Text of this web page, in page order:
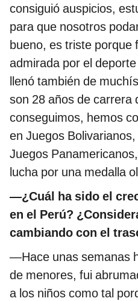
consiguió auspicios,
para que nosotros
bueno, es triste porque
admirada por el
llenó también de
son 28 años de carrera
conseguimos, hemos
en Juegos
Juegos
lucha por una medalla
—¿Cuál ha sido el
en el Perú?
cambiando con el
—Hace unas semanas
de menores, fui
a los niños como tal